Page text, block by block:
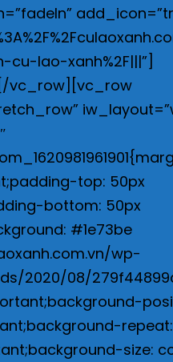
lao-xanh%2F|||”]
vc_row][vc_row
top: 50px
bottom: 50px
#1e73be
wp-
2020/08/
size: